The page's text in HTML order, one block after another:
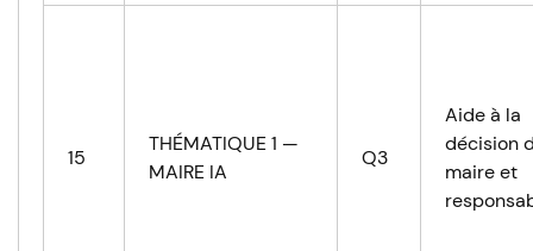
15
THÉMATIQUE 1 —
MAIRE IA
Q3
Aide à la
décision
maire et